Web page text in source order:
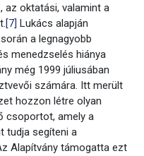
az oktatási, valamint a
[7] Lukács alapján
a legnagyobb
menedzselés hiánya
még 1999 júliusában
számára. Itt merült
hozzon létre olyan
csoportot, amely a
tudja segíteni a
Alapítvány támogatta ezt